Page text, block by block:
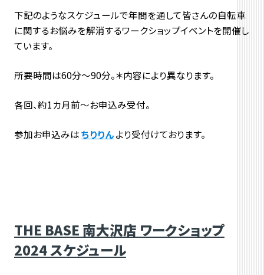
下記のようなスケジュールで年間を通して皆さんの自転車
に関するお悩みを解消するワークショップイベントを開催し
ています。
所要時間は60分～90分。＊内容により異なります。
各回、約1カ月前～お申込み受付。
参加お申込みはちりりんより受付けております。
THE BASE 南大沢店 ワークショップ
2024 スケジュール